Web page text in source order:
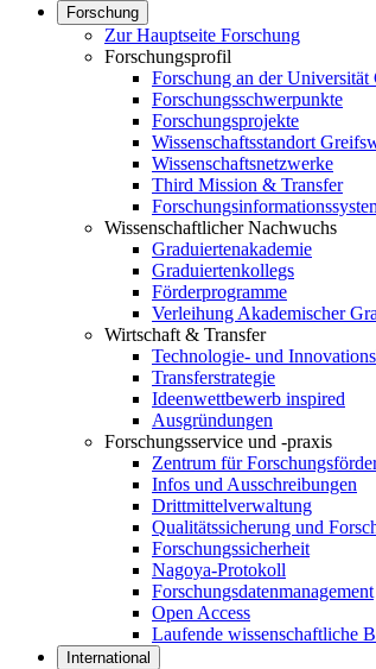
Forschung
Zur Hauptseite Forschung
Forschungsprofil
Forschung an der Universität
Forschungsschwerpunkte
Forschungsprojekte
Wissenschaftsstandort
Wissenschaftsnetzwerke
Third Mission & Transfer
Wissenschaftlicher Nachwuchs
Graduiertenakademie
Graduiertenkollegs
Förderprogramme
Verleihung Akademischer
Wirtschaft & Transfer
Technologie- und
Transferstrategie
Ideenwettbewerb inspired
Ausgründungen
Forschungsservice und -praxis
Zentrum für
Infos und Ausschreibungen
Drittmittelverwaltung
Qualitätssicherung und
Forschungssicherheit
Nagoya-Protokoll
Forschungsdatenmanagement
Open Access
Laufende wissenschaftliche
International